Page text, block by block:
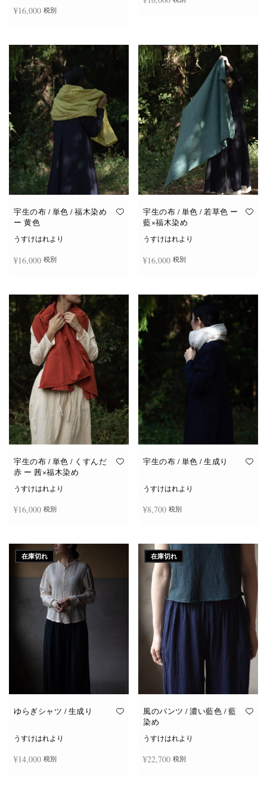
¥16,000 税別
宇生の布 / 単色 / 福木染め
ー 黄色
うすけはれより
¥16,000 税別
宇生の布 / 単色 / 若草色 ー
藍×福木染め
うすけはれより
¥16,000 税別
宇生の布 / 単色 / くすんだ
赤 ー 茜×福木染め
うすけはれより
¥16,000 税別
宇生の布 / 単色 / 生成り
うすけはれより
¥8,700 税別
在庫切れ
ゆらぎシャツ / 生成り
うすけはれより
¥14,000 税別
在庫切れ
風のパンツ / 濃い藍色 / 藍
染め
うすけはれより
¥22,700 税別